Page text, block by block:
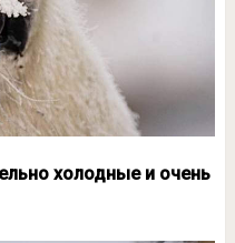
холодные и очень